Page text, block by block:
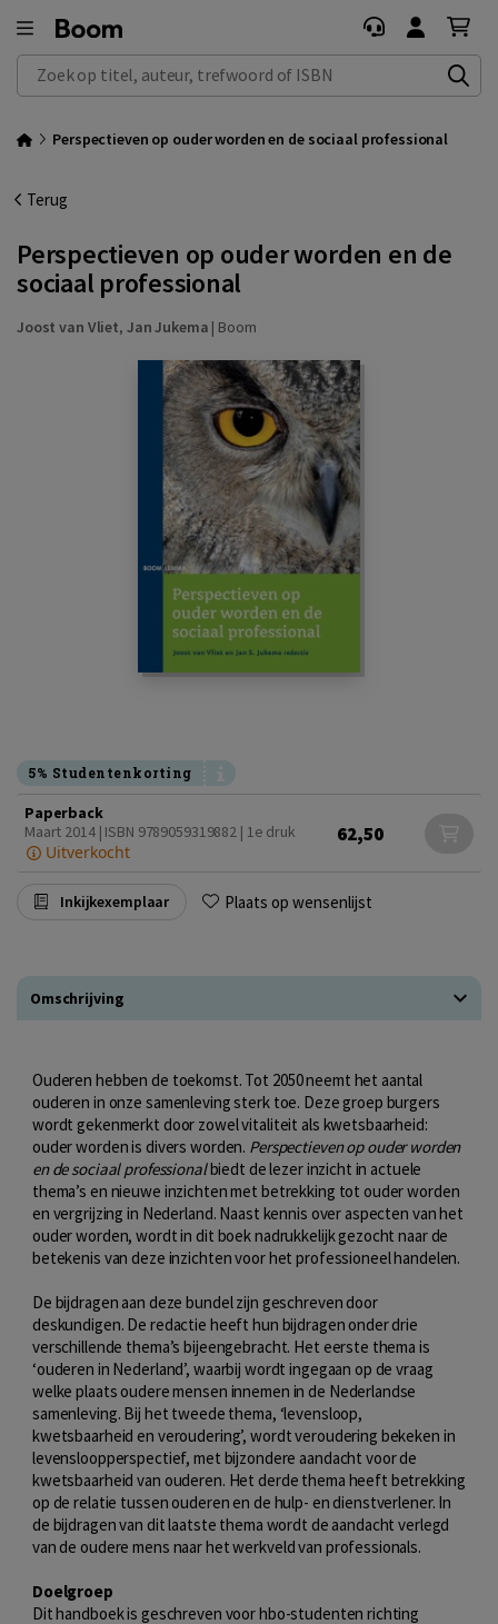
Zoek op titel, auteur, trefwoord of ISBN
Perspectieven op ouder worden en de sociaal professional
Terug
Perspectieven op ouder worden en de
sociaal professional
Joost van Vliet, Jan Jukema | Boom
5% Studentenkorting
Paperback
Maart 2014 | ISBN 9789059319882 | 1e druk
Uitverkocht
62,50
Inkijkexemplaar Plaats op wensenlijst
Omschrijving
Ouderen hebben de toekomst. Tot 2050 neemt het aantal
ouderen in onze samenleving sterk toe. Deze groep burgers
wordt gekenmerkt door zowel vitaliteit als kwetsbaarheid:
ouder worden is divers worden. Perspectieven op ouder worden
en de sociaal professionalbiedt de lezer inzicht in actuele
thema’s en nieuwe inzichten met betrekking tot ouder worden
en vergrijzing in Nederland. Naast kennis over aspecten van het
ouder worden, wordt in dit boek nadrukkelijk gezocht naar de
betekenis van deze inzichten voor het professioneel handelen.
De bijdragen aan deze bundel zijn geschreven door
deskundigen. De redactie heeft hun bijdragen onder drie
verschillende thema’s bijeengebracht. Het eerste thema is
‘ouderen in Nederland’, waarbij wordt ingegaan op de vraag
welke plaats oudere mensen innemen in de Nederlandse
samenleving. Bij het tweede thema, ‘levensloop,
kwetsbaarheid en veroudering’, wordt veroudering bekeken in
levensloopperspectief, met bijzondere aandacht voor de
kwetsbaarheid van ouderen. Het derde thema heeft betrekking
op de relatie tussen ouderen en de hulp- en dienstverlener. In
de bijdragen van dit laatste thema wordt de aandacht verlegd
van de oudere mens naar het werkveld van professionals.
Doelgroep
Dit handboek is geschreven voor hbo-studenten richting